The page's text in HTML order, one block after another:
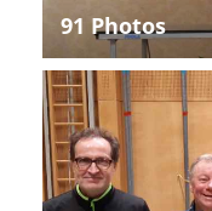
91 Photos